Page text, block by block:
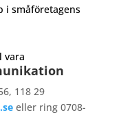
i småföretagens
vara
118 29
eller ring 0708-